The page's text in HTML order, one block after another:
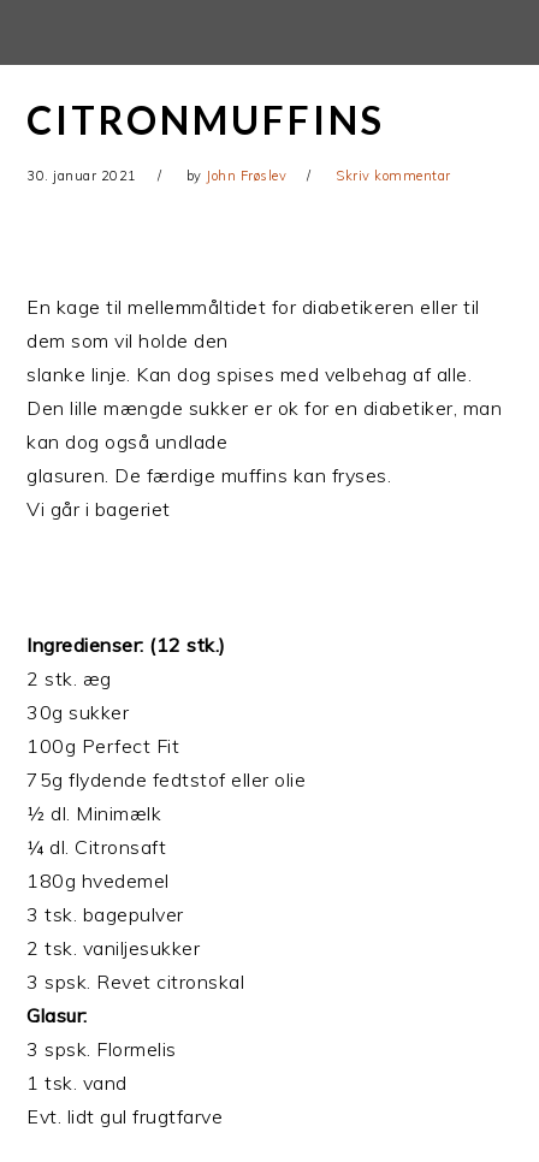
primær
CITRONMUFFINS
30. januar 2021 by John Frøslev Skriv kommentar
En kage til mellemmåltidet for diabetikeren eller til
dem som vil holde den
slanke linje. Kan dog spises med velbehag af alle.
Den lille mængde sukker er ok for en diabetiker, man
kan dog også undlade
glasuren. De færdige muffins kan fryses.
Vi går i bageriet
Ingredienser: (12 stk.)
2 stk. æg
30g sukker
100g Perfect Fit
75g flydende fedtstof eller olie
½ dl. Minimælk
¼ dl. Citronsaft
180g hvedemel
3 tsk. bagepulver
2 tsk. vaniljesukker
3 spsk. Revet citronskal
Glasur:
3 spsk. Flormelis
1 tsk. vand
Evt. lidt gul frugtfarve